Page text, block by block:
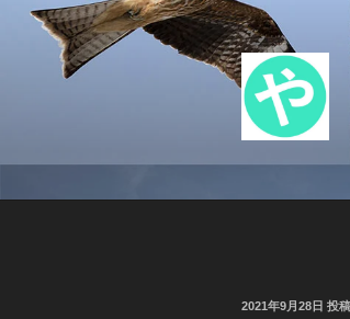
ス
キ
投
2021年9月28日 投